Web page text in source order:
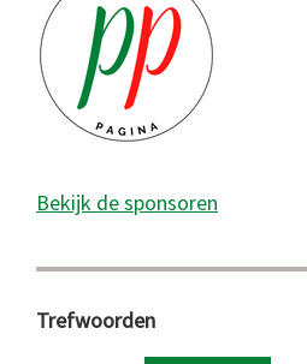
Bekijk de sponsoren
Trefwoorden